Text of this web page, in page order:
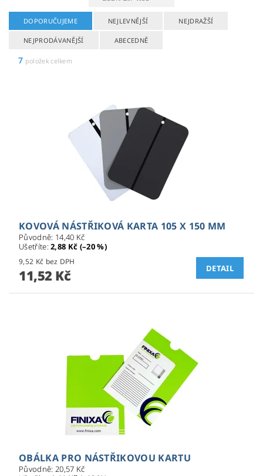
DOPORUČUJEME NEJLEVNĚJŠÍ NEJDRAŽŠÍ
NEJPRODÁVANĚJŠÍ ABECEDNĚ
7 položek celkem
KOVOVÁ NÁSTŘIKOVÁ KARTA 105 X 150 MM
Původně: 14,40 Kč
Ušetříte:2,88 Kč (–20 %)
9,52 Kč bez DPH
11,52 Kč DETAIL
OBÁLKA PRO NÁSTŘIKOVOU KARTU
Původně: 20,57 Kč